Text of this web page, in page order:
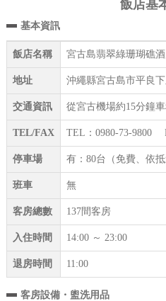
飯店基
基本資訊
飯店名稱 宮古島翡翠綠珊瑚礁
地址 沖繩縣宮古島市平良
交通資訊 從宮古機場約15分鐘
TEL/FAX TEL：0980-73-9800
停車場 有：80台（免費、依抵
班車 無
客房總數 137間客房
入住時間 14:00 ～ 23:00
退房時間 11:00
客房設備・盥洗用品